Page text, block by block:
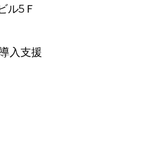
ル5Ｆ
入支援